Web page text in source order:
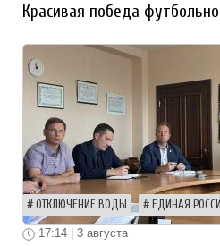
Красивая победа
ОТКЛЮЧЕНИЕ ВОДЫ ЕДИНАЯ
17:14 | 3 августа